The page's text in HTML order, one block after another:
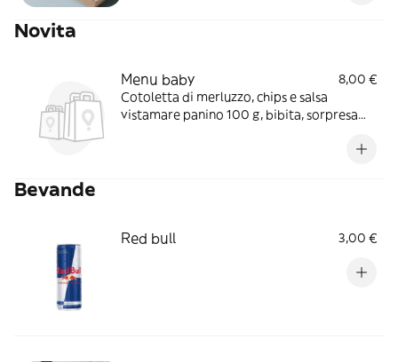
Novita
Menu baby
8,00 €
Cotoletta di merluzzo, chips e salsa
vistamare panino 100 g, bibita, sorpresa
Bevande
Red bull 3,00 €